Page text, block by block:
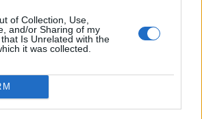
of Collection, Use,
and/or Sharing of my
Is Unrelated with the
it was collected.
Τι είναι ο ρινικός
Ποια μικρόβια που
και πώς να την
σωστά